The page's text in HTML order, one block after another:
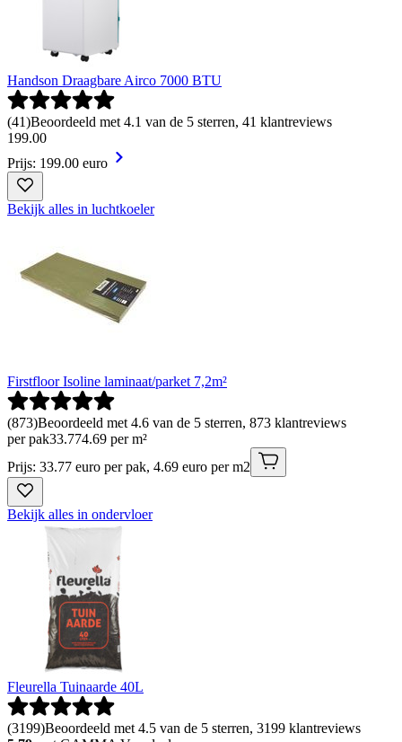
Handson Draagbare Airco 7000 BTU
(41)Beoordeeld met 4.1 van de 5 sterren, 41 klantreviews
199.00
Prijs: 199.00 euro
Bekijk alles in luchtkoeler
Firstfloor Isoline laminaat/parket 7,2m²
(873)Beoordeeld met 4.6 van de 5 sterren, 873 klantreviews
per pak33.774.69 per m²
Prijs: 33.77 euro per pak, 4.69 euro per m2
Bekijk alles in ondervloer
Fleurella Tuinaarde 40L
(3199)Beoordeeld met 4.5 van de 5 sterren, 3199 klantreviews